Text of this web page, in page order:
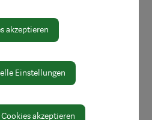
akzeptieren
Einstellungen
akzeptieren